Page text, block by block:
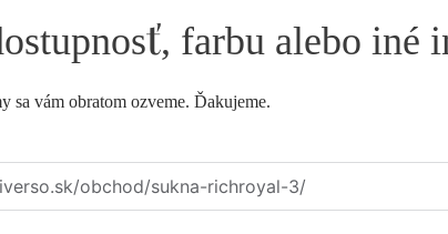
farbu alebo iné
sa vám obratom ozveme. Ďakujeme.